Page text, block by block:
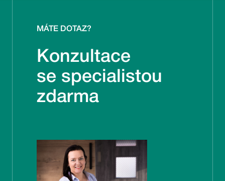
MÁTE DOTAZ?
Konzultace
se specialistou
zdarma